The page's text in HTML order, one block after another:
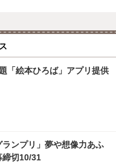
「絵本ひろば」アプリ提供
ランプリ」夢や想像力あふ
締切10/31